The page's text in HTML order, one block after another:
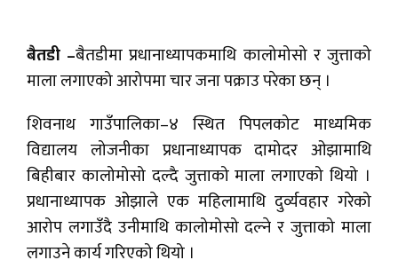
बैतडी –बैतडीमा प्रधानाध्यापकमाथि कालोमोसो र जुत्ताको
माला लगाएको आरोपमा चार जना पक्राउ परेका छन् ।
शिवनाथ गाउँपालिका–४ स्थित पिपलकोट माध्यमिक
विद्यालय लोजनीका प्रधानाध्यापक दामोदर ओझामाथि
बिहीबार कालोमोसो दल्दै जुत्ताको माला लगाएको थियो ।
प्रधानाध्यापक ओझाले एक महिलामाथि दुर्व्यवहार गरेको
आरोप लगाउँदै उनीमाथि कालोमोसो दल्ने र जुत्ताको माला
लगाउने कार्य गरिएको थियो ।